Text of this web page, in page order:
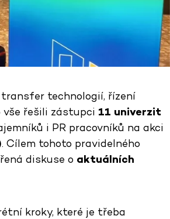
technologií, řízení
řešili zástupci 11 univerzit
i PR pracovníků na akci
. Cílem tohoto pravidelného
diskuse o aktuálních
kroky, které je třeba